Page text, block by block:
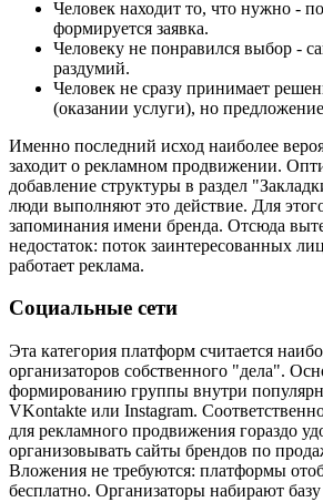
Человек находит то, что нужно -
формируется заявка.
Человеку не понравился выбор -
раздумий.
Человек не сразу принимает
(оказании услуги), но предложение
Именно последний исход наиболее
заходит о рекламном продвижении.
добавление структуры в раздел
люди выполняют это действие. Для
запоминания имени бренда. Отсюда
недостаток: поток заинтересованных
работает реклама.
Социальные сети
Эта категория платформ считается
организаторов собственного "дела".
формированию группы внутри
VKontakte или Instagram.
для рекламного продвижения гораздо
организовывать сайты брендов по
Вложения не требуются: платформы
бесплатно. Организаторы набирают